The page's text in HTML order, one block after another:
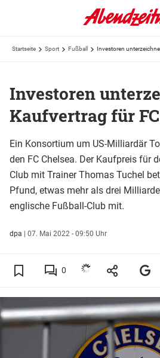
Startseite Sport Fußball Investoren
Investoren
Kaufvertrag für
Ein Konsortium um US-Milliardär
den FC Chelsea. Der Kaufpreis für
Club mit Trainer Thomas Tuchel
Pfund, etwas mehr als drei
englische Fußball-Club mit.
dpa | 07. Mai 2022 - 09:50 Uhr
0